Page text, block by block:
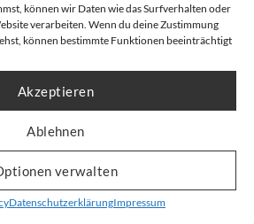
können wir Daten wie das Surfverhalten oder
verarbeiten. Wenn du deine Zustimmung
können bestimmte Funktionen beeinträchtigt
Akzeptieren
Ablehnen
verwalten
DatenschutzerklärungImpressum
setzen – Big
DESABAG